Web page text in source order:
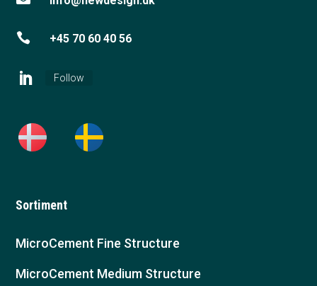
 +45 70 60 40 56
Follow
Sortiment
MicroCement Fine Structure
MicroCement Medium Structure